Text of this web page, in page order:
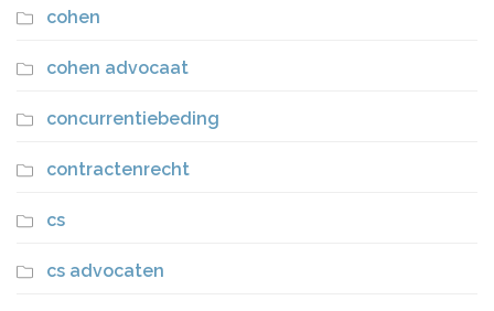
cohen
cohen advocaat
concurrentiebeding
contractenrecht
cs
cs advocaten